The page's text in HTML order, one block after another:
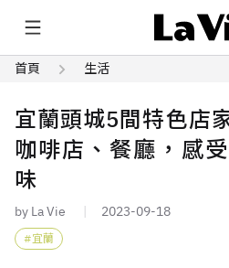
首頁 生活
宜蘭頭城5間特色店
咖啡店、餐廳，感
味
by La Vie 2023-09-18
宜蘭